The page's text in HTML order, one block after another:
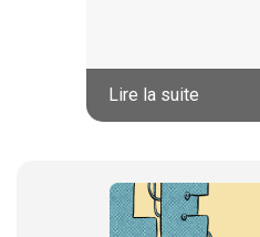
Lire la suite